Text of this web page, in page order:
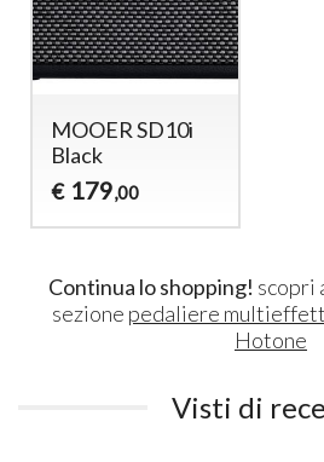
MOOER SD10i
Black
€ 179,00
Continua lo shopping! scopri
sezione pedaliere
Hotone
Visti di